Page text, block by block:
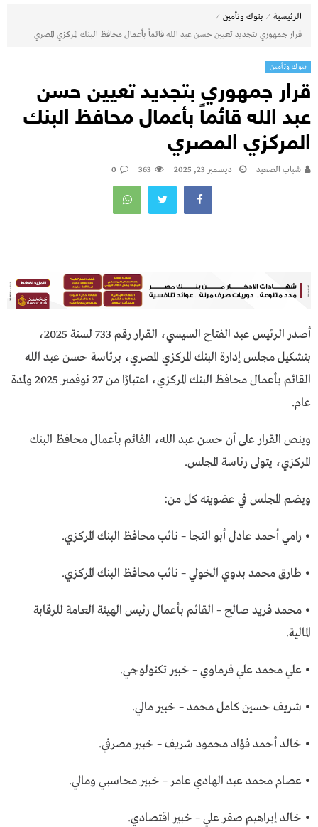
الرئيسية ⁄ بنوك وتأمين ⁄
قرار جمهوري بتجديد تعيين حسن عبد الله قائماً بأعمال محافظ البنك المركزي المصري
بنوك وتأمين
قرار جمهوري بتجديد تعيين حسن
عبد الله قائماً بأعمال محافظ البنك
المركزي المصري
شباب الصعيد ديسمبر 23, 2025 363
0
أصدر الرئيس عبد الفتاح السيسي، القرار رقم 733 لسنة 2025،
بتشكيل مجلس إدارة البنك المركزي المصري، برئاسة حسن عبد الله
القائم بأعمال محافظ البنك المركزي، اعتبارًا من 27 نوفمبر 2025 ولمدة
عام.
وينص القرار على أن حسن عبد الله، القائم بأعمال محافظ البنك
المركزي، يتولى رئاسة المجلس.
ويضم المجلس في عضويته كل من:
• رامي أحمد عادل أبو النجا – نائب محافظ البنك المركزي.
• طارق محمد بدوي الخولي – نائب محافظ البنك المركزي.
• محمد فريد صالح – القائم بأعمال رئيس الهيئة العامة للرقابة
المالية.
• علي محمد علي فرماوي – خبير تكنولوجي.
• شريف حسين كامل محمد – خبير مالي.
• خالد أحمد فؤاد محمود شريف – خبير مصرفي.
• عصام محمد عبد الهادي عامر – خبير محاسبي ومالي.
• خالد إبراهيم صقر علي – خبير اقتصادي.